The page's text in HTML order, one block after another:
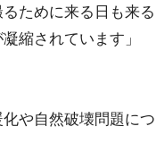
ために来る日も来る
縮されています」
や自然破壊問題につ